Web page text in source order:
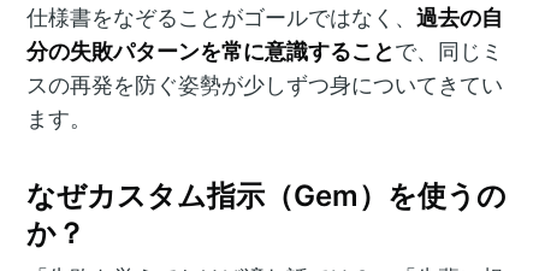
仕様書をなぞることがゴールではなく、過去の自
分の失敗パターンを常に意識することで、同じミ
スの再発を防ぐ姿勢が少しずつ身についてきてい
ます。
なぜカスタム指示（Gem）を使うの
か？